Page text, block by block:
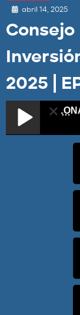
abril 14, 2025
Consejo
2025 |
Consejo